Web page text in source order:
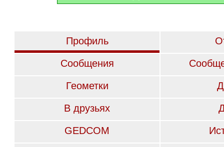
Профиль
Сообщения
Геометки
В друзьях
GEDCOM